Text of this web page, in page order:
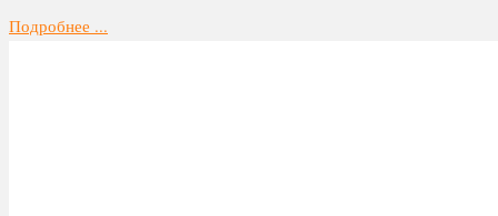
Подробнее ...